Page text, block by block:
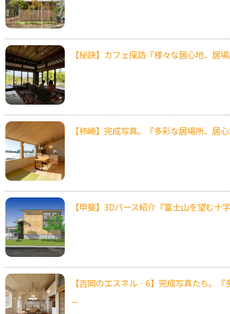
【秘訣】カフェ探訪『様々な居心地、居
【柿崎】完成写真。『多彩な居場所、居
【甲斐】3Dパース紹介『富士山を望む
【吉岡のエスネル‐6】完成写真たち。
－